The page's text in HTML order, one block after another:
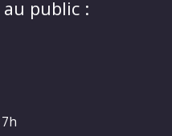
public :